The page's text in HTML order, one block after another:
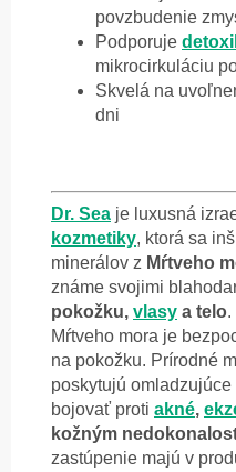
povzbudenie
Podporuje
mikrocirkuláciu
Skvelá na
dni
Dr. Sea je luxusná
kozmetiky, ktorá sa
minerálov z Mŕtveho
známe svojimi
pokožku, vlasy a telo.
Mŕtveho mora je
na pokožku. Prírodné
poskytujú
bojovať proti akné,
kožným
zastúpenie majú v